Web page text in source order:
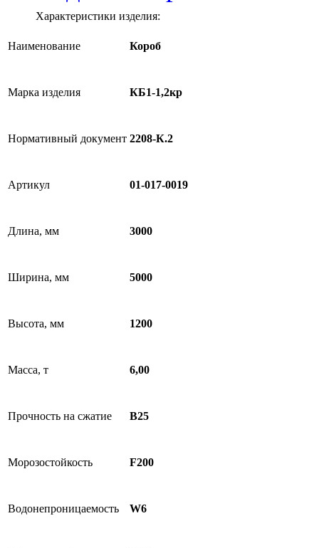
Характеристики изделия:
Наименование Короб
Марка изделия КБ1-1,2кр
Нормативный документ 2208-К.2
Артикул 01-017-0019
Длина, мм 3000
Ширина, мм 5000
Высота, мм 1200
Масса, т 6,00
Прочность на сжатие B25
Морозостойкость F200
Водонепроницаемость W6